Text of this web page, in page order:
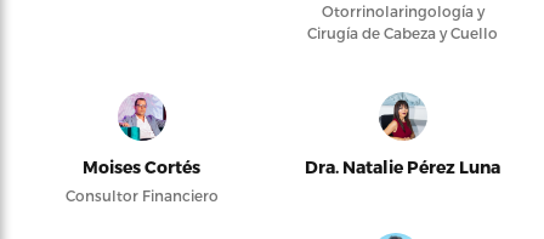
Otorrinolaringología y
Cirugía de Cabeza y Cuello
Moises Cortés
Consultor Financiero
Dra. Natalie Pérez Luna